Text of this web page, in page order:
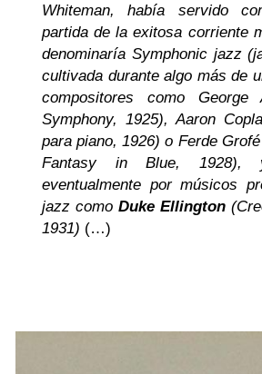
Whiteman, había servido
partida de la exitosa corriente
denominaría Symphonic jazz
cultivada durante algo más de
compositores como George
Symphony, 1925), Aaron
para piano, 1926) o Ferde
Fantasy in Blue, 1928),
eventualmente por músicos
jazz como Duke Ellington
1931) (…)